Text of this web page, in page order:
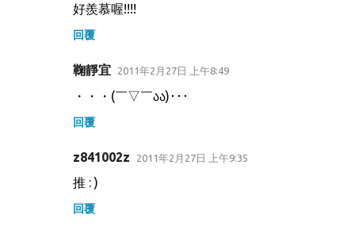
好羨慕喔!!!!
回覆
鞠靜宜 2011年2月27日 上午8:49
・・・(￣▽￣აა)･･･
回覆
z841002z 2011年2月27日 上午9:35
推 : )
回覆